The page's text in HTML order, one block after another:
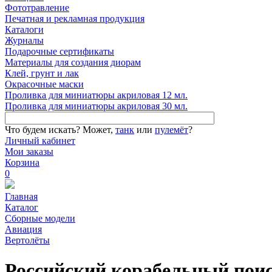
Фототравление
Печатная и рекламная продукция
Каталоги
Журналы
Подарочные сертификаты
Материалы для создания диорам
Клей, грунт и лак
Окрасочные маски
Проливка для миниатюры акриловая 12 мл.
Проливка для миниатюры акриловая 30 мл.
Что будем искать? Может, танк или пулемёт?
Личный кабинет
Мои заказы
Корзина
0
Главная
Каталог
Сборные модели
Авиация
Вертолёты